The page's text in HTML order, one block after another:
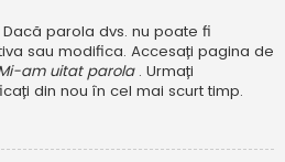
parola dvs. nu poate fi
sau modifica. Accesați pagina de
am uitat parola . Urmați
din nou în cel mai scurt timp.